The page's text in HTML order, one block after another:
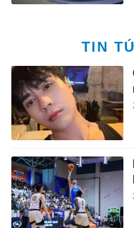
TIN